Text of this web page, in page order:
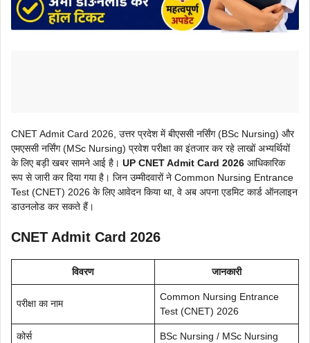
CNET Admit Card 2026, उत्तर प्रदेश में बीएससी नर्सिंग (BSc Nursing) और
एमएससी नर्सिंग (MSc Nursing) प्रवेश परीक्षा का इंतजार कर रहे लाखों अभ्यर्थियों
के लिए बड़ी खबर सामने आई है। UP CNET Admit Card 2026 आधिकारिक
रूप से जारी कर दिया गया है। जिन उम्मीदवारों ने Common Nursing Entrance
Test (CNET) 2026 के लिए आवेदन किया था, वे अब अपना एडमिट कार्ड ऑनलाइन
डाउनलोड कर सकते हैं।
CNET Admit Card 2026
विवरण जानकारी
परीक्षा का नाम
Common Nursing Entrance
Test (CNET) 2026
कोर्स BSc Nursing / MSc Nursing